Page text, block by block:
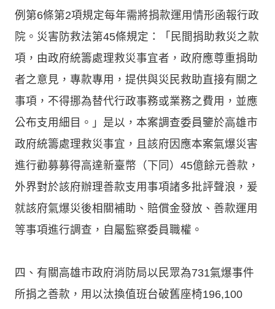
例第6條第2項規定每年需將捐款運用情形函報行政
院。災害防救法第45條規定：「民間捐助救災之款
項，由政府統籌處理救災事宜者，政府應尊重捐助
者之意見，專款專用，提供與災民救助直接有關之
事項，不得挪為替代行政事務或業務之費用，並應
公布支用細目。」是以，本案調查委員鑒於高雄市
政府統籌處理救災事宜，且該府因應本案氣爆災害
進行勸募募得高達新臺幣（下同）45億餘元善款，
外界對於該府辦理善款支用事項諸多批評聲浪，爰
就該府氣爆災後相關補助、賠償金發放、善款運用
等事項進行調查，自屬監察委員職權。
四、有關高雄市政府消防局以民眾為731氣爆事件
所捐之善款，用以汰換值班台破舊座椅196,100